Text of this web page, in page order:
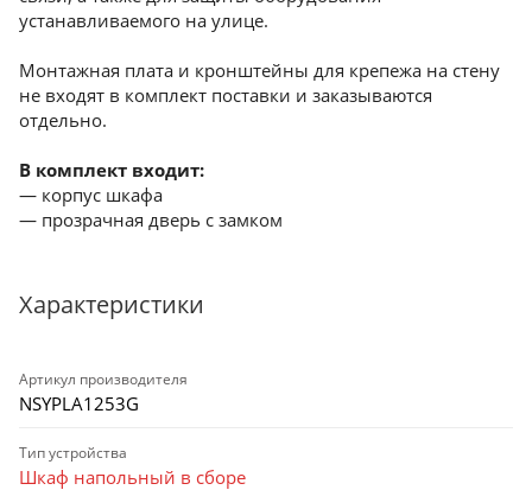
устанавливаемого на улице.
Монтажная плата и кронштейны для крепежа на стену
не входят в комплект поставки и заказываются
отдельно.
В комплект входит:
— корпус шкафа
— прозрачная дверь с замком
Характеристики
Артикул производителя
NSYPLA1253G
Тип устройства
Шкаф напольный в сборе